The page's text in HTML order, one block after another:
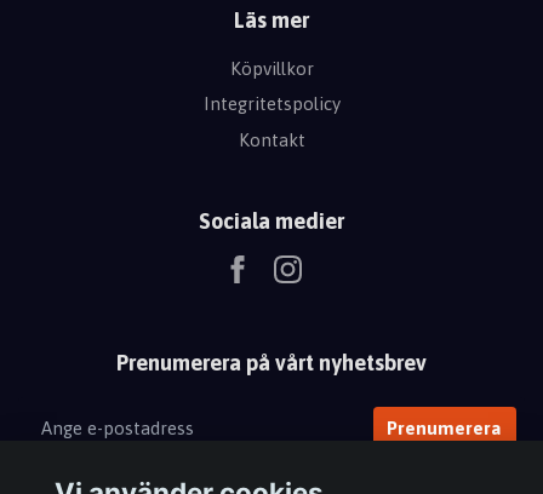
Läs mer
Köpvillkor
Integritetspolicy
Kontakt
Sociala medier
Prenumerera på vårt nyhetsbrev
Prenumerera